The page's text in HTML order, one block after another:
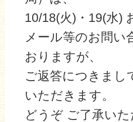
10/18(火)・19(水)
メール等のお問い
おりますが、
ご返答につきまし
いただきます。
どうぞ ご了承い